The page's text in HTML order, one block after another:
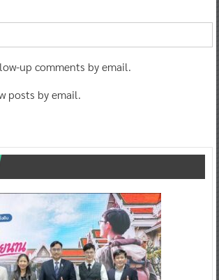
up comments by email.
posts by email.